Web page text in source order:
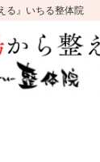
る』いちる整体院